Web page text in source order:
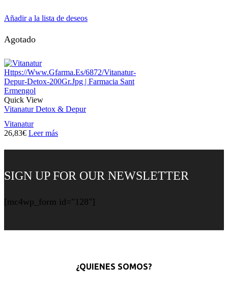
Añadir a la lista de deseos
Agotado
Quick View
Vitanatur Detox & Depur
Vitanatur
26,83€ Leer más
SIGN UP FOR OUR NEWSLETTER
[mc4wp_form id="128"]
¿QUIENES SOMOS?